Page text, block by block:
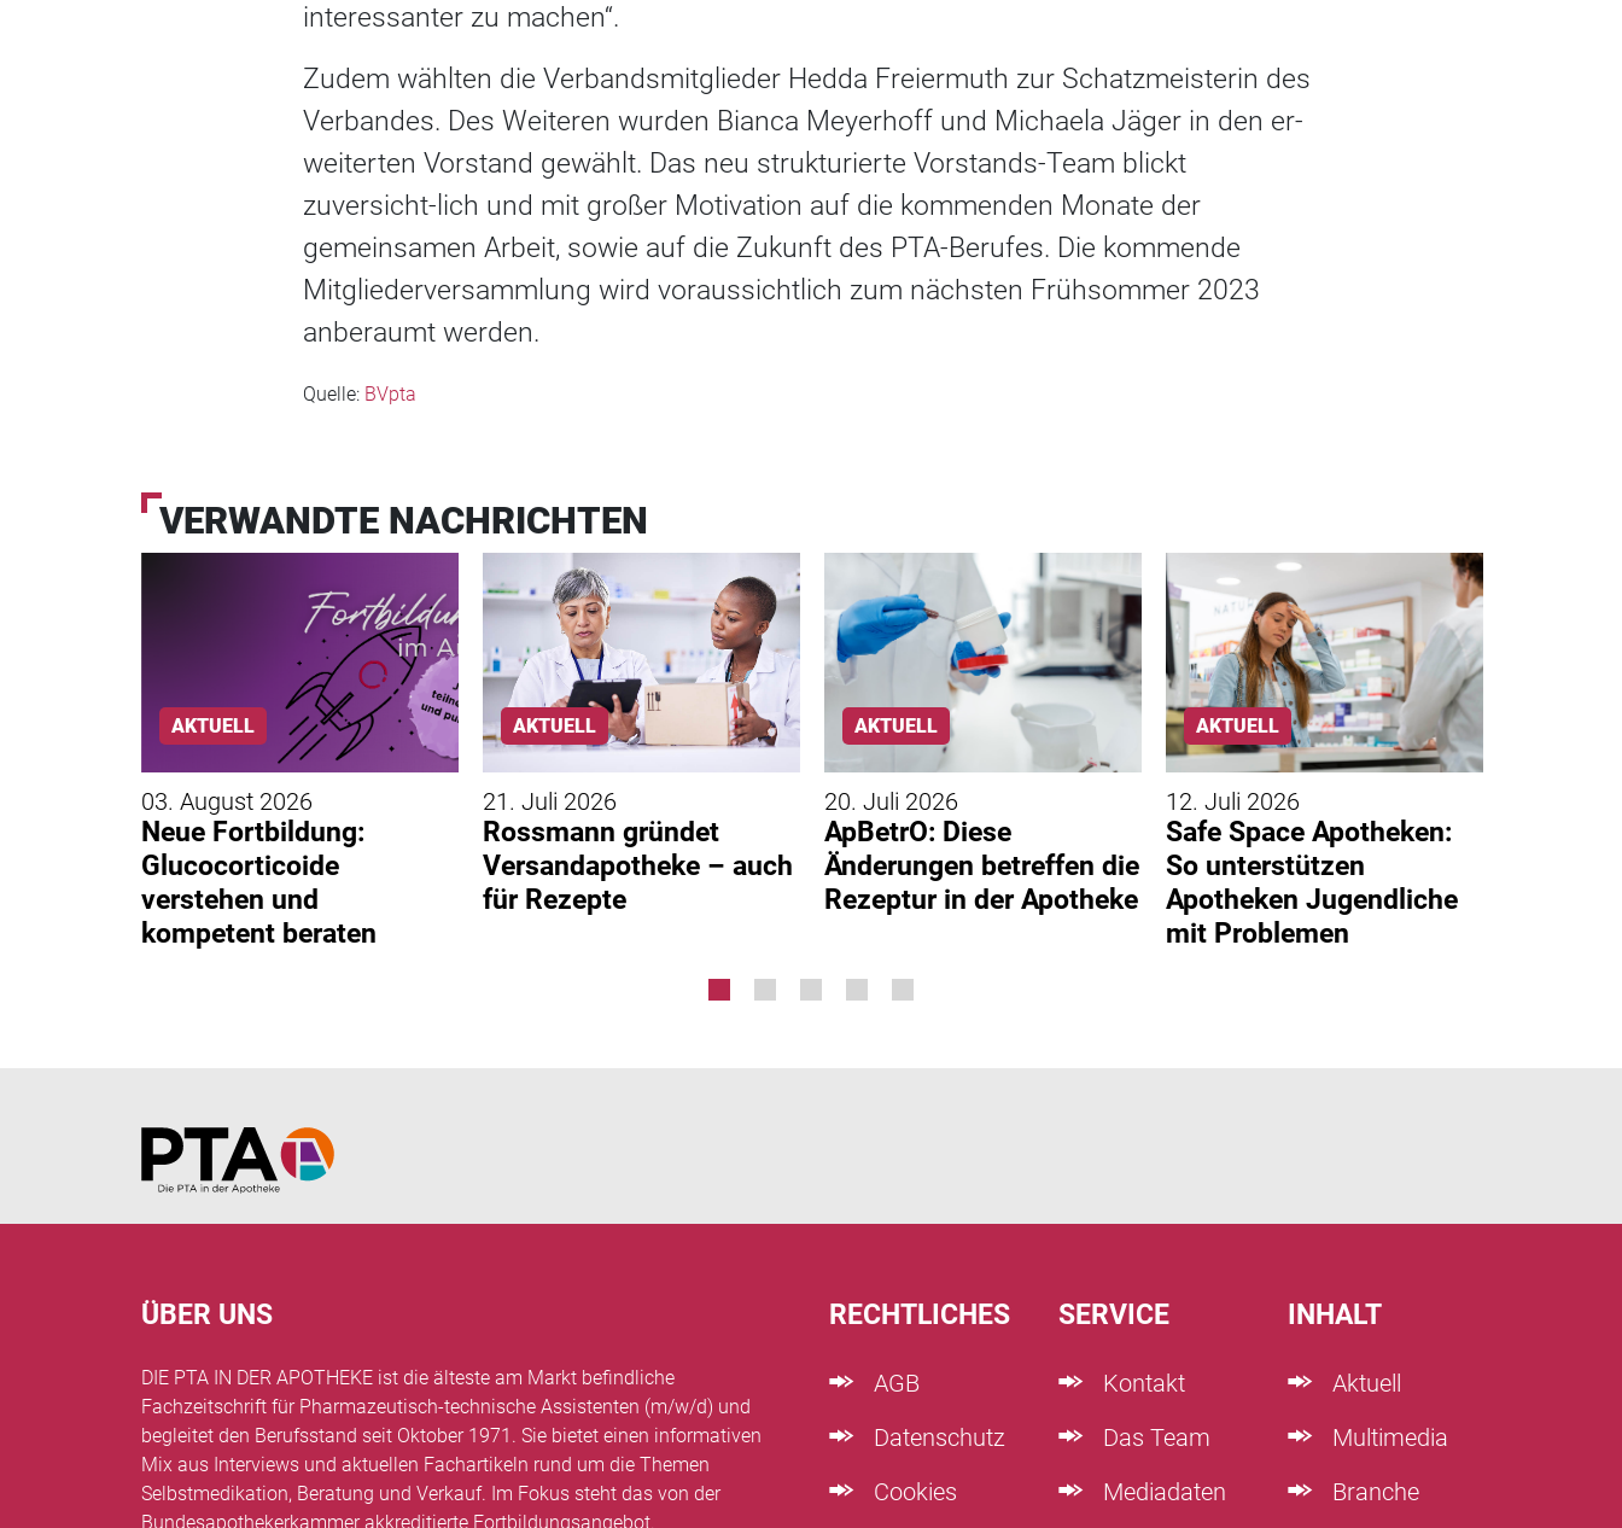
interessanter zu machen“.
Zudem wählten die Verbandsmitglieder Hedda Freiermuth zur Schatzmeisterin des
Verbandes. Des Weiteren wurden Bianca Meyerhoff und Michaela Jäger in den er-
weiterten Vorstand gewählt. Das neu strukturierte Vorstands-Team blickt
zuversicht-lich und mit großer Motivation auf die kommenden Monate der
gemeinsamen Arbeit, sowie auf die Zukunft des PTA-Berufes. Die kommende
Mitgliederversammlung wird voraussichtlich zum nächsten Frühsommer 2023
anberaumt werden.
Quelle: BVpta
VERWANDTE NACHRICHTEN
AKTUELL
03. August 2026
Neue Fortbildung:
Glucocorticoide
verstehen und
kompetent beraten
AKTUELL
21. Juli 2026
Rossmann gründet
Versandapotheke – auch
für Rezepte
AKTUELL
20. Juli 2026
ApBetrO: Diese
Änderungen betreffen die
Rezeptur in der Apotheke
AKTUELL
12. Juli 2026
Safe Space Apotheken:
So unterstützen
Apotheken Jugendliche
mit Problemen
Home
ÜBER UNS
DIE PTA IN DER APOTHEKE ist die älteste am Markt befindliche
Fachzeitschrift für Pharmazeutisch-technische Assistenten (m/w/d) und
begleitet den Berufsstand seit Oktober 1971. Sie bietet einen informativen
Mix aus Interviews und aktuellen Fachartikeln rund um die Themen
Selbstmedikation, Beratung und Verkauf. Im Fokus steht das von der
Bundesapothekerkammer akkreditierte Fortbildungsangebot.
RECHTLICHES
AGB
Datenschutz
Cookies
SERVICE
Kontakt
Das Team
Mediadaten
INHALT
Aktuell
Multimedia
Branche